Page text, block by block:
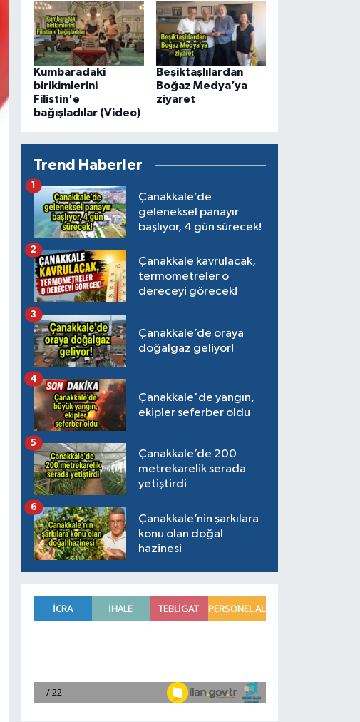
Kumbaradaki
birikimlerini
Filistin'e
bağışladılar (Video)
Beşiktaşlılardan
Boğaz Medya’ya
ziyaret
Trend Haberler
Çanakkale’de
geleneksel panayır
başlıyor, 4 gün sürecek!
1
Çanakkale kavrulacak,
termometreler o
dereceyi görecek!
2
Çanakkale’de oraya
doğalgaz geliyor!
3
Çanakkale'de yangın,
ekipler seferber oldu
4
Çanakkale’de 200
metrekarelik serada
yetiştirdi
5
Çanakkale’nin şarkılara
konu olan doğal
hazinesi
6